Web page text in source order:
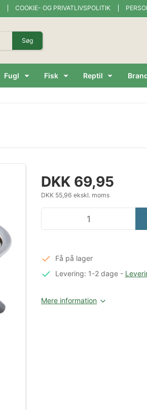
COOKIE- OG PRIVATLIVSPOLITIK
Søg
Fugl Fisk Reptil
DKK 69,95
DKK 55,96 ekskl. moms
Få på lager
Levering: 1-2 dage-
Mere information